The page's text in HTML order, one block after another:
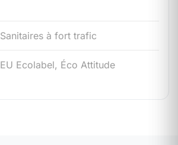
Sanitaires à fort trafic
EU Ecolabel, Éco Attitude